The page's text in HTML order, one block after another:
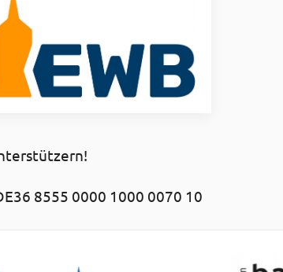
8555 0000 1000 0070 10